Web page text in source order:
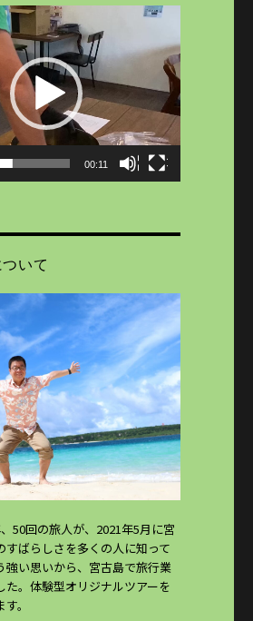
00:11
いて
50回の旅人が、2021年5月に宮
すばらしさを多くの人に知って
強い思いから、宮古島で旅行業
た。体験型オリジナルツアーを
。